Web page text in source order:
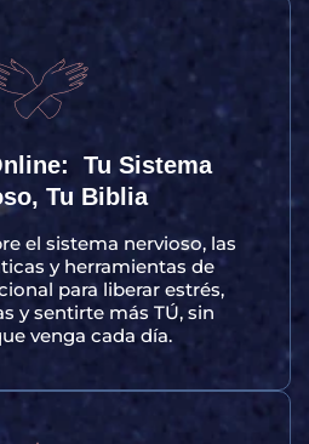
Tu Sistema
Tu Biblia
el sistema nervioso, las
y herramientas de
para liberar estrés,
y sentirte más TÚ, sin
venga cada día.